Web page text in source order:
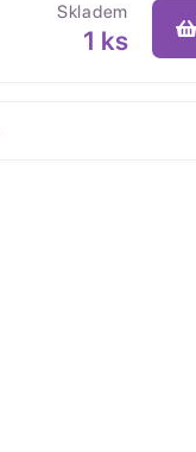
Skladem
1 ks